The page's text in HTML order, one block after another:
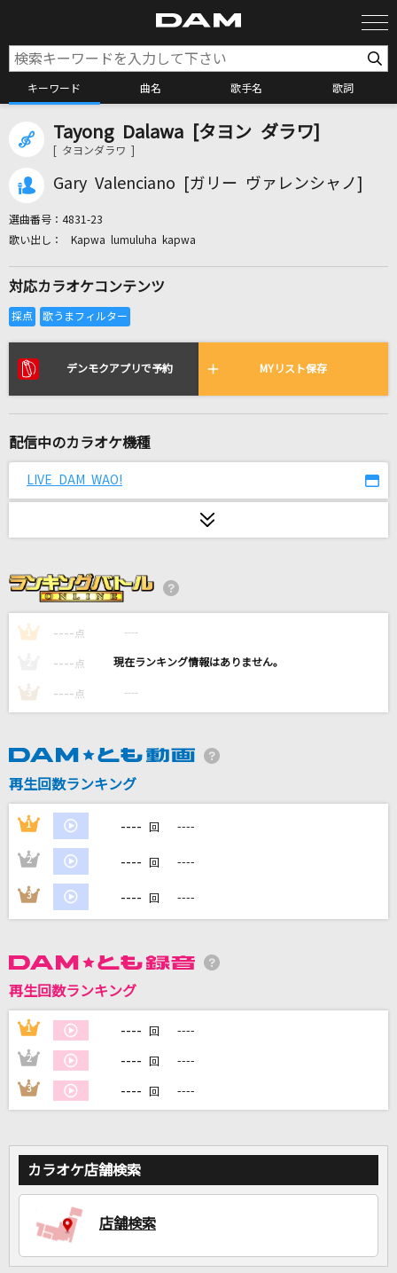
キーワード 曲名 歌手名 歌詞
カラオケ検索
カラオケ店舗検索
リアルタイムで歌われている曲の一覧
ハレンチ
恋しさと せつなさと 心強さと
救ってくれない
すりぃ
細川たかし
Little Glee Monster
TEST ME
ちゃんみな
夢を信じて
徳永英明
SANYO MUSIC
LISTEN TO THE STEREO!!
GOING UNDER GROUND
カラオケをもっと楽しもう！
Tayong Dalawa [タヨン ダラワ]
[ タヨンダラワ ]
Gary Valenciano [ガリー ヴァレンシャノ]
選曲番号： 4831-23
Kapwa lumuluha kapwa
対応カラオケコンテンツ
デンモクアプリで予約 MYリスト保存
配信中のカラオケ機種
LIVE DAM WAO!
1 ---- 点 ----
---- 点 ----
3 ---- 点 ----
再生回数ランキング
1 ---- 回 ----
2 ---- 回 ----
3 ---- 回 ----
再生回数ランキング
1 ---- 回 ----
2 ---- 回 ----
3 ---- 回 ----
カラオケ店舗検索
店舗検索